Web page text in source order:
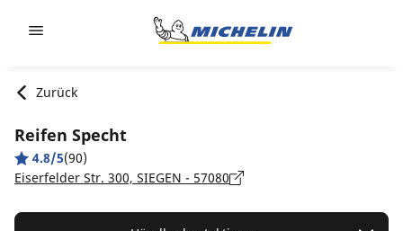
Zurück
Reifen Specht
4.8/5(90)
Eiserfelder Str. 300, SIEGEN - 57080